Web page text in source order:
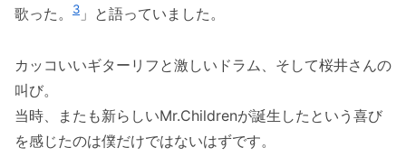
歌った。
3 」と語っていました。
カッコいいギターリフと激しいドラム、そして桜井さんの
叫び。
当時、またも新らしいMr.Childrenが誕生したという喜び
を感じたのは僕だけではないはずです。